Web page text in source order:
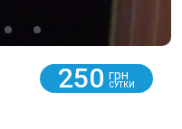
250 грн
СУТКИ